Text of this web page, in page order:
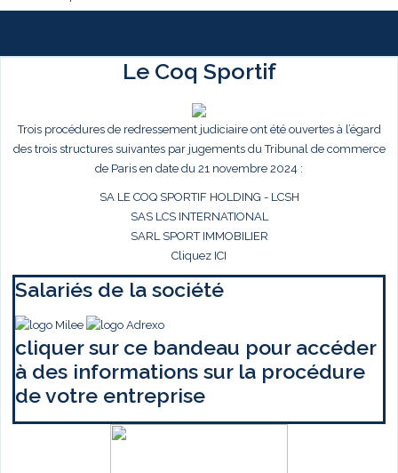
Le Coq Sportif
Trois procédures de redressement judiciaire ont été ouvertes à l’égard
des trois structures suivantes par jugements du Tribunal de commerce
de Paris en date du 21 novembre 2024 :
SA LE COQ SPORTIF HOLDING - LCSH
SAS LCS INTERNATIONAL
SARL SPORT IMMOBILIER
Cliquez ICI
Salariés de la société
cliquer sur ce bandeau pour accéder
à des informations sur la procédure
de votre entreprise